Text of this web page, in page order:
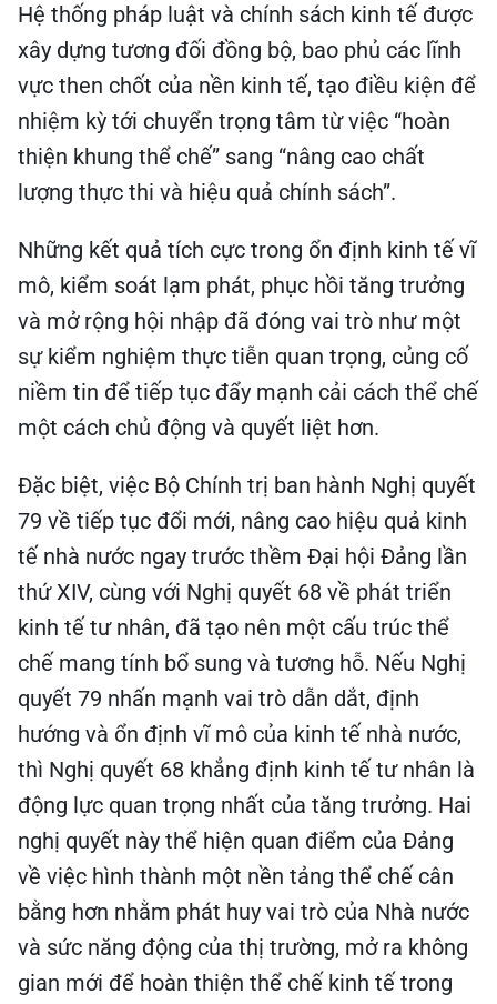
Hệ thống pháp luật và chính sách kinh tế được
xây dựng tương đối đồng bộ, bao phủ các lĩnh
vực then chốt của nền kinh tế, tạo điều kiện để
nhiệm kỳ tới chuyển trọng tâm từ việc “hoàn
thiện khung thể chế” sang “nâng cao chất
lượng thực thi và hiệu quả chính sách”.
Những kết quả tích cực trong ổn định kinh tế vĩ
mô, kiểm soát lạm phát, phục hồi tăng trưởng
và mở rộng hội nhập đã đóng vai trò như một
sự kiểm nghiệm thực tiễn quan trọng, củng cố
niềm tin để tiếp tục đẩy mạnh cải cách thể chế
một cách chủ động và quyết liệt hơn.
Đặc biệt, việc Bộ Chính trị ban hành Nghị quyết
79 về tiếp tục đổi mới, nâng cao hiệu quả kinh
tế nhà nước ngay trước thềm Đại hội Đảng lần
thứ XIV, cùng với Nghị quyết 68 về phát triển
kinh tế tư nhân, đã tạo nên một cấu trúc thể
chế mang tính bổ sung và tương hỗ. Nếu Nghị
quyết 79 nhấn mạnh vai trò dẫn dắt, định
hướng và ổn định vĩ mô của kinh tế nhà nước,
thì Nghị quyết 68 khẳng định kinh tế tư nhân là
động lực quan trọng nhất của tăng trưởng. Hai
nghị quyết này thể hiện quan điểm của Đảng
về việc hình thành một nền tảng thể chế cân
bằng hơn nhằm phát huy vai trò của Nhà nước
và sức năng động của thị trường, mở ra không
gian mới để hoàn thiện thể chế kinh tế trong